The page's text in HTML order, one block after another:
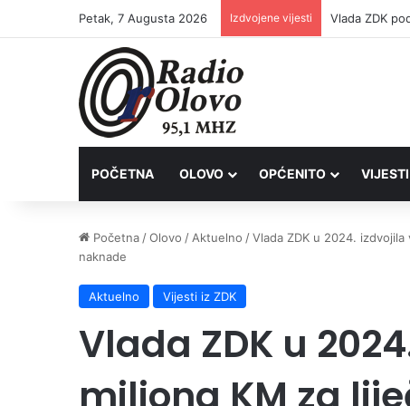
Petak, 7 Augusta 2026 Izdvojene vijesti
POČETNA OLOVO OPĆENITO
Početna /Olovo / Aktuelno /Vlada ZDK u 2024.
naknade
Aktuelno Vijesti iz ZDK
Vlada ZDK u
miliona KM za